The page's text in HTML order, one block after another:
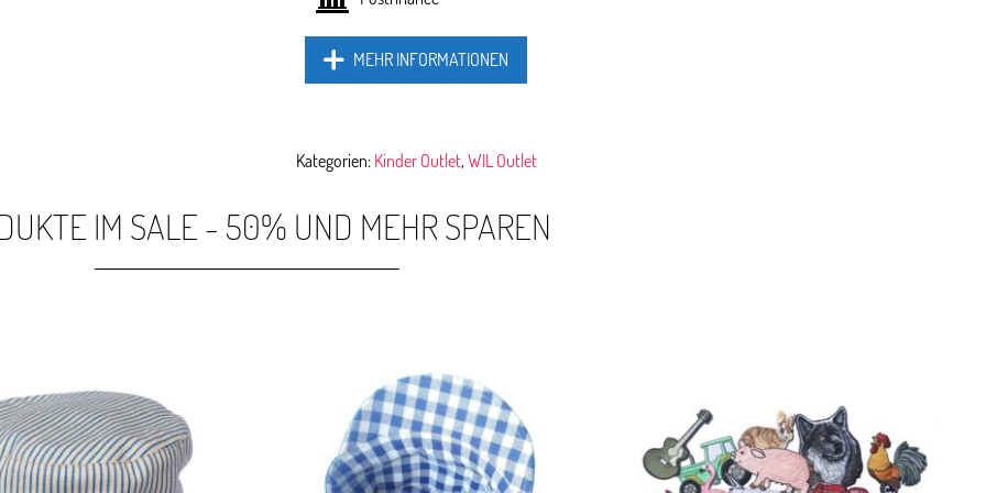
MEHR INFORMATIONEN
Kategorien: Kinder Outlet, WIL Outlet
IM SALE - 50% UND MEHR SPAREN